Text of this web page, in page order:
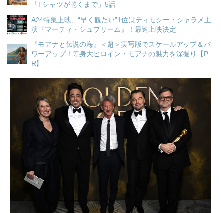
「Tシャツが乾くまで」5話
A24特集上映、“早く観たい”1位はティモシー・シャラメ主
演『マーティ・シュプリーム』！最速上映決定
『モアナと伝説の海』＜超＞実写版でスケールアップ＆パ
ワーアップ！等身大ヒロイン・モアナの魅力を深掘り【P
R】